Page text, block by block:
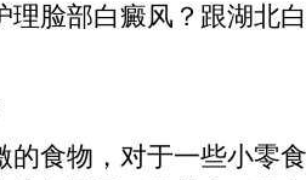
理脸部白癜风？跟湖北
食物，对于一些小零食